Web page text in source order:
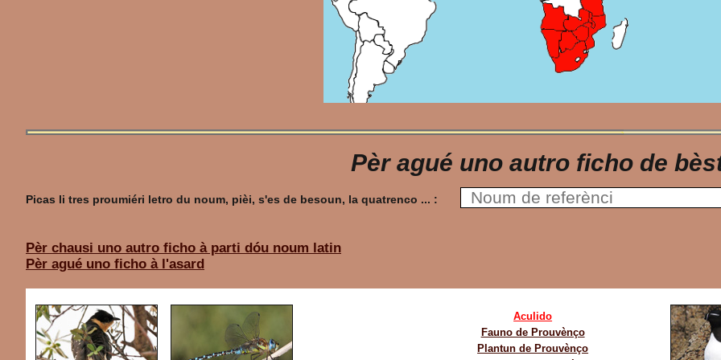
Pèr agué uno autro ficho de
Picas li tres proumiéri letro du noum, pièi, s'es de besoun, la quatrenco ... :
Pèr chausi uno autro ficho à parti dóu noum latin
Pèr agué uno ficho à l'asard
Aculido
Fauno de Prouvènço
Plantun de Prouvènço